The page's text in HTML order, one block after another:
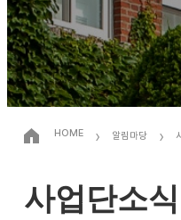
HOME › 알림마당 ›
사업단소식